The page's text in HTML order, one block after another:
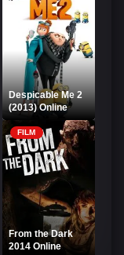
Despicable Me 2
(2013) Online
Subtitrat – Sunt
un mic ticălos 2
FILM
From the Dark
2014 Online